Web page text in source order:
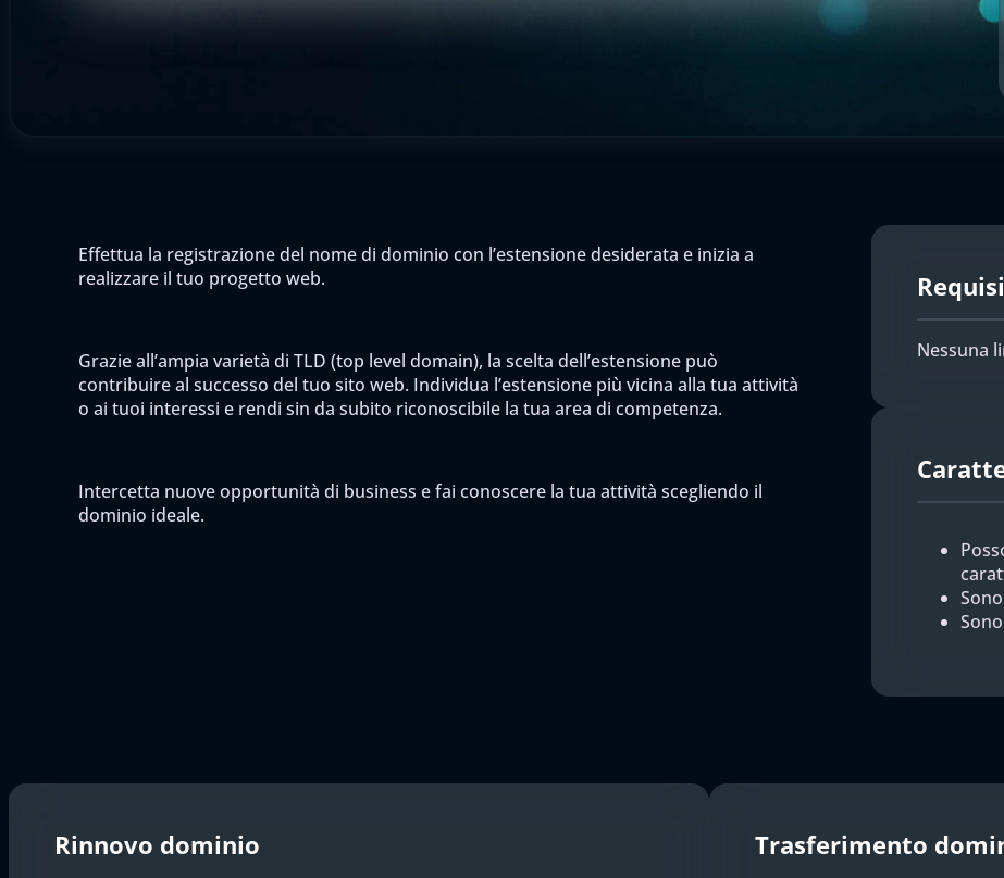
Effettua la registrazione del nome di dominio con l’estensione desiderata e inizia a
realizzare il tuo progetto web.
Grazie all’ampia varietà di TLD (top level domain), la scelta dell’estensione può
contribuire al successo del tuo sito web. Individua l’estensione più vicina alla tua attività
o ai tuoi interessi e rendi sin da subito riconoscibile la tua area di competenza.
Intercetta nuove opportunità di business e fai conoscere la tua attività scegliendo il
dominio ideale.
Nessuna
Rinnovo dominio Trasferimento